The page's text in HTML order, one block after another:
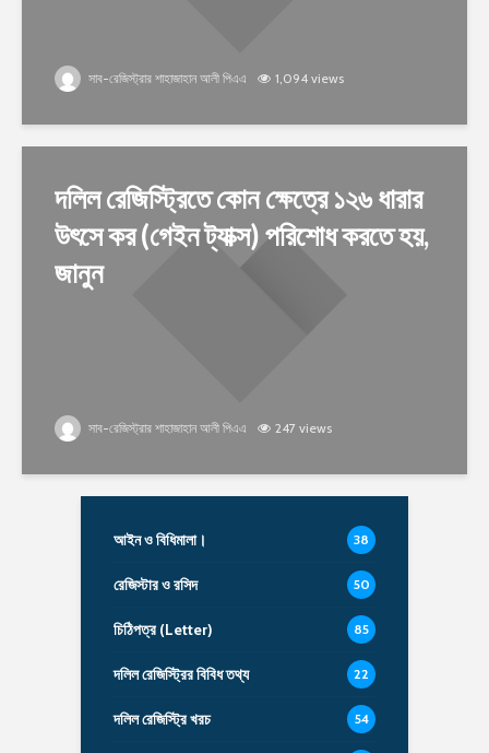
সাব-রেজিস্ট্রার শাহাজাহান আলী পিএএ 1,094 views
দলিল রেজিস্ট্রিতে কোন ক্ষেত্রে ১২৬ ধারার
উৎসে কর (গেইন ট্যাক্স) পরিশোধ করতে হয়,
জানুন
সাব-রেজিস্ট্রার শাহাজাহান আলী পিএএ 247 views
আইন ও বিধিমালা। 38
রেজিস্টার ও রসিদ 50
চিঠিপত্র (Letter) 85
দলিল রেজিস্ট্রির বিবিধ তথ্য 22
দলিল রেজিস্ট্রি খরচ 54